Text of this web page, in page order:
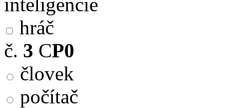
hráč
č. 3 CP0
človek
počítač